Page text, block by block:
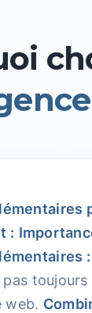
:
:
toujours
web.